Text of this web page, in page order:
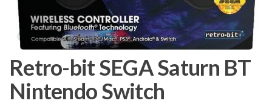
Retro-bit SEGA Saturn BT
Nintendo Switch